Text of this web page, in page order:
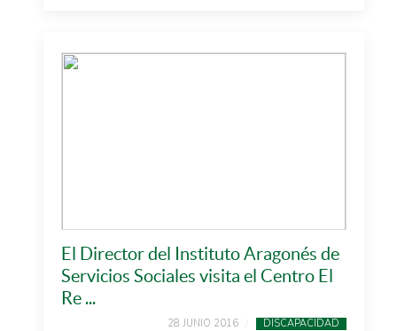
El Director del Instituto Aragonés de
Servicios Sociales visita el Centro El
Re ...
28 JUNIO 2016 DISCAPACIDAD